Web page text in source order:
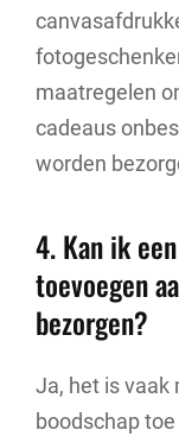
maatregelen
cadeaus
worden
4. Kan ik
toevoegen
bezorgen?
Ja, het is vaak
boodschap